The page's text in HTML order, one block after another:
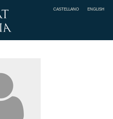
CASTELLANO ENGLISH